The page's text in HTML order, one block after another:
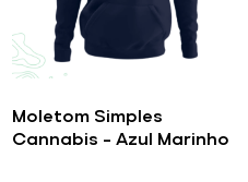
Moletom Simples
Cannabis – Azul Marinho